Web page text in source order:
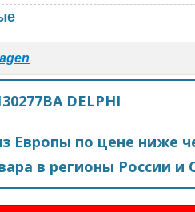
DELPHI
Европы по цене ниже
в регионы России и